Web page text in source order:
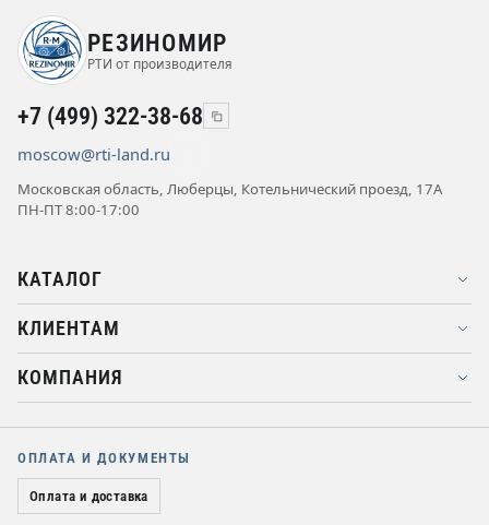
РЕЗИНОМИР
РТИ от производителя
+7 (499) 322-38-68
moscow@rti-land.ru
Московская область, Люберцы, Котельнический проезд, 17А
ПН-ПТ 8:00-17:00
КАТАЛОГ
КЛИЕНТАМ
КОМПАНИЯ
ОПЛАТА И ДОКУМЕНТЫ
Оплата и доставка